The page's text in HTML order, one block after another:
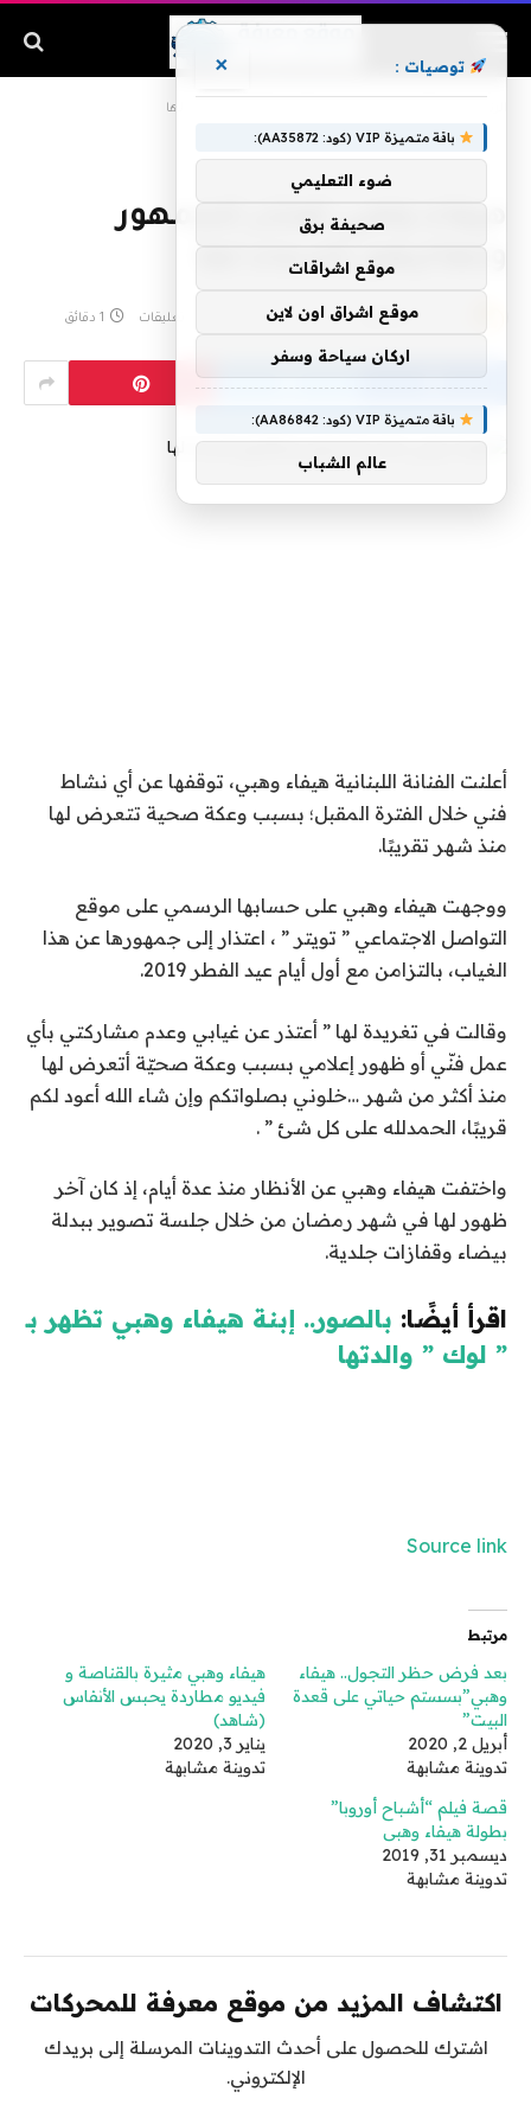
هيفاء وهبي تعتذر للجمهور وتطالبهم بالدعاء لها
هيفاء وهبي تعتذر للجمهور
وتطالبهم بالدعاء لها
بواسطة admin يونيو 4, 2019 لا توجد تعليقات 1 دقائق
أعلنت الفنانة اللبنانية هيفاء وهبي، توقفها عن أي نشاط
فني خلال الفترة المقبل؛ بسبب وعكة صحية تتعرض لها
منذ شهر تقريبًا.
ووجهت هيفاء وهبي على حسابها الرسمي على موقع
التواصل الاجتماعي ” تويتر ” ، اعتذار إلى جمهورها عن هذا
الغياب، بالتزامن مع أول أيام عيد الفطر 2019.
وقالت في تغريدة لها ” أعتذر عن غيابي وعدم مشاركتي بأي
عمل فنّي أو ظهور إعلامي بسبب وعكة صحيّة أتعرض لها
منذ أكثر من شهر …خلوني بصلواتكم وإن شاء الله أعود لكم
قريبًا، الحمدلله على كل شئ ” .
واختفت هيفاء وهبي عن الأنظار منذ عدة أيام، إذ كان آخر
ظهور لها في شهر رمضان من خلال جلسة تصوير ببدلة
بيضاء وقفازات جلدية.
اقرأ أيضًا: بالصور.. إبنة هيفاء وهبي تظهر بـ
” لوك ” والدتها
Source link
مرتبط
بعد فرض حظر التجول.. هيفاء
وهبي”بسستم حياتي على قعدة
البيت”
أبريل 2, 2020
تدوينة مشابهة
هيفاء وهبي مثيرة بالقناصة و
فيديو مطاردة يحبس الأنفاس
(شاهد)
يناير 3, 2020
تدوينة مشابهة
قصة فيلم “أشباح أوروبا”
بطولة هيفاء وهبى
ديسمبر 31, 2019
تدوينة مشابهة
اكتشاف المزيد من موقع معرفة للمحركات
اشترك للحصول على أحدث التدوينات المرسلة إلى بريدك
الإلكتروني.
توصيات : ×
باقة متميزة VIP (كود: AA35872):
ضوء التعليمي
صحيفة برق
موقع اشراقات
موقع اشراق اون لاين
اركان سياحة وسفر
باقة متميزة VIP (كود: AA86842):
عالم الشباب